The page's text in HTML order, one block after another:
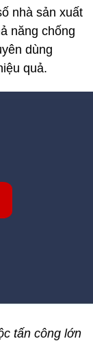
nhà sản xuất
năng chống
dùng
quả.
tấn công lớn